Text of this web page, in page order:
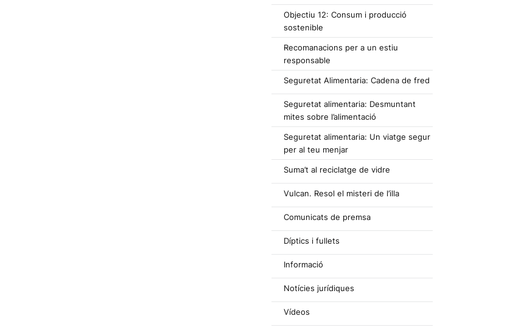
Objectiu 12: Consum i producció
sostenible
Recomanacions per a un estiu
responsable
Seguretat Alimentaria: Cadena de fred
Seguretat alimentaria: Desmuntant
mites sobre l’alimentació
Seguretat alimentaria: Un viatge segur
per al teu menjar
Suma’t al reciclatge de vidre
Vulcan. Resol el misteri de l’illa
Comunicats de premsa
Díptics i fullets
Informació
Notícies jurídiques
Vídeos